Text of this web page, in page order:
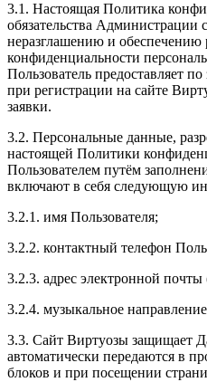
3.1. Настоящая Политика
обязательства Администрации
неразглашению и
конфиденциальности
Пользователь предоставляет
при регистрации на сайте
заявки.
3.2. Персональные данные,
настоящей Политики
Пользователем путём
включают в себя следующую
3.2.1. имя Пользователя;
3.2.2. контактный телефон
3.2.3. адрес электронной почты
3.2.4. музыкальное
3.3. Сайт Виртуозы защищает
автоматически передаются в
блоков и при посещении